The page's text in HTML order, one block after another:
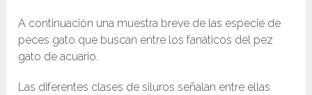
A continuación una muestra breve de las especie de
peces gato que buscan entre los fanáticos del pez
gato de acuario.
Las diferentes clases de siluros señalan entre ellas